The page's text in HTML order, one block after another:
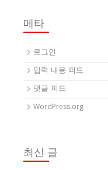
메타
로그인
입력 내용 피드
댓글 피드
WordPress.org
최신 글